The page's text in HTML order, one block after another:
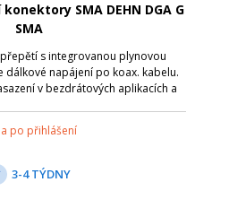
SMA DEHN DGA G
SMA
přepětí s integrovanou plynovou
dálkové napájení po koax. kabelu.
v bezdrátových aplikacích a
po přihlášení
3-4 TÝDNY